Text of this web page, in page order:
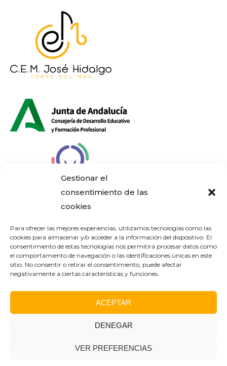
Gestionar el
consentimiento de las
cookies
Para ofrecer las mejores experiencias, utilizamos tecnologías como las
cookies para almacenar y/o acceder a la información del dispositivo. El
consentimiento de estas tecnologías nos permitirá procesar datos como
el comportamiento de navegación o las identificaciones únicas en este
sitio. No consentir o retirar el consentimiento, puede afectar
negativamente a ciertas características y funciones.
ACEPTAR
DENEGAR
VER PREFERENCIAS
Aviso Legal
Política de Privacidad
Política de Cookies
Elemental de Música José